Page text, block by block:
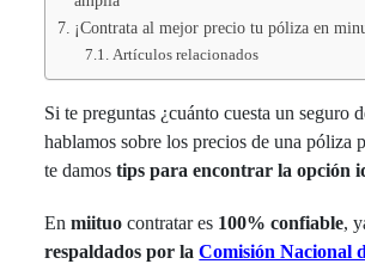
¡Contrata al mejor precio tu póliza en
Artículos relacionados
Si te preguntas ¿cuánto cuesta un seguro
hablamos sobre los precios de una póliza
te damos tips para encontrar la opción
Enmiituocontratar es 100% confiable,
respaldados por laComisión Nacional